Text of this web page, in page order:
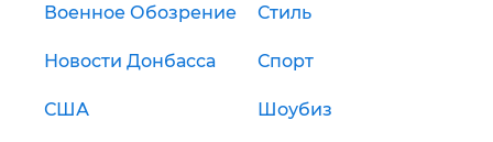
Военное Обозрение Стиль
Новости Донбасса Спорт
США Шоубиз